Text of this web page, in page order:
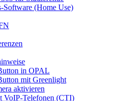
Software (Home Use)
in OPAL
mit Greenlight
aktivieren
VoIP-Telefonen (CTI)